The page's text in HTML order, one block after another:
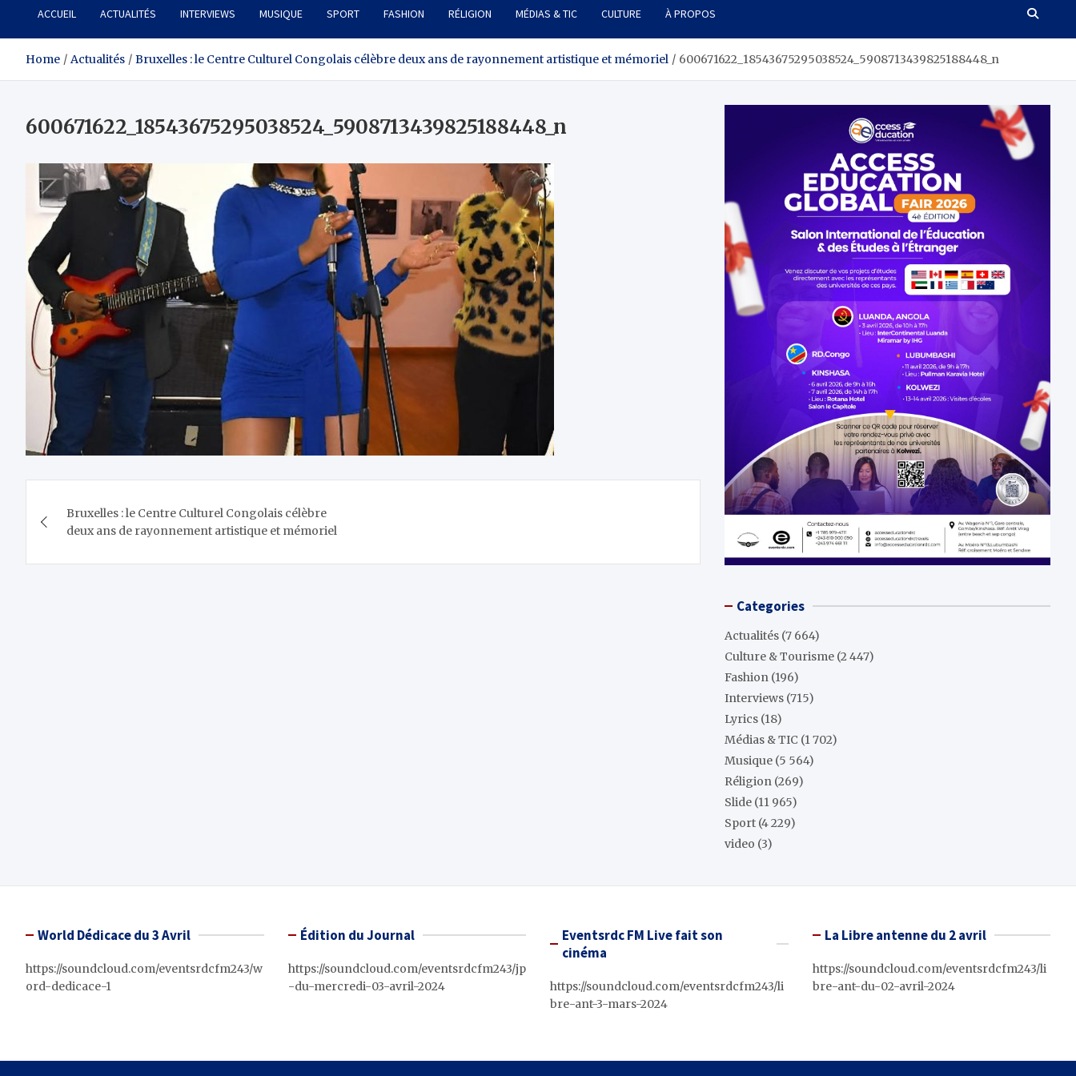
ACCUEIL ACTUALITÉS INTERVIEWS MUSIQUE SPORT FASHION RÉLIGION MÉDIAS & TIC CULTURE À PROPOS
Home Actualités Bruxelles : le Centre Culturel Congolais célèbre deux ans de rayonnement artistique et mémoriel 600671622_18543675295038524_5908713439825188448_n
600671622_18543675295038524_5908713439825188448_n
de
l’article
Bruxelles : le Centre Culturel Congolais célèbre
deux ans de rayonnement artistique et mémoriel
Categories
Actualités (7 664)
Culture & Tourisme (2 447)
Fashion (196)
Interviews (715)
Lyrics (18)
Médias & TIC (1 702)
Musique (5 564)
Réligion (269)
Slide (11 965)
Sport (4 229)
video (3)
World Dédicace du 3 Avril
https://soundcloud.com/eventsrdcfm243/w
ord-dedicace-1
Édition du Journal
https://soundcloud.com/eventsrdcfm243/jp
-du-mercredi-03-avril-2024
Eventsrdc FM Live fait son
cinéma
https://soundcloud.com/eventsrdcfm243/li
bre-ant-3-mars-2024
La Libre antenne du 2 avril
https://soundcloud.com/eventsrdcfm243/li
bre-ant-du-02-avril-2024